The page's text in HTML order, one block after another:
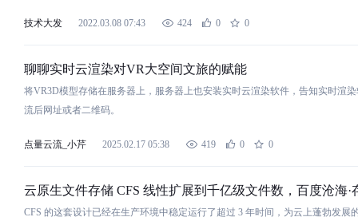
技术大发 2022.03.08 07:43 424 0 0
聊聊实时云渲染对VR大空间文旅的赋能
将VR3D模型存储在服务器上，服务器上也安装实时云渲染软件，告知实时渲
流后网址或者二维码。
点量云流_小芹 2025.02.17 05:38 419 0 0
云原生文件存储 CFS 线性扩展到千亿级文件数，百度沧海·
CFS 的这套设计已经在生产环境中稳定运行了超过 3 年时间 ，为云上蓬勃发展